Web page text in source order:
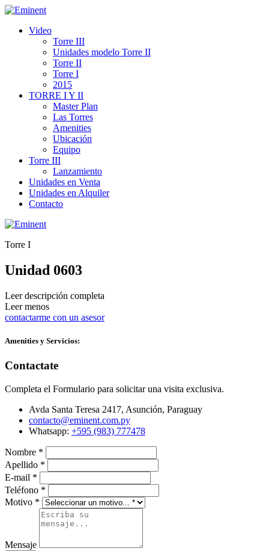
Video
Torre III
Unidades modelo Torre II
Torre II
Torre I
2015
TORRE I Y II
Master Plan
Las Torres
Amenities
Ubicación
Equipo
Torre III
Lanzamiento
Unidades en Venta
Unidades en Alquiler
Contacto
Torre I
Unidad 0603
Leer descripción completa
Leer menos
contactarme con un asesor
Amenities y Servicios:
Contactate
Completa el Formulario para solicitar una visita exclusiva.
Avda Santa Teresa 2417, Asunción, Paraguay
contacto@eminent.com.py
Whatsapp: +595 (983) 777478
Nombre *
Apellido *
E-mail *
Teléfono *
Motivo *
Mensaje